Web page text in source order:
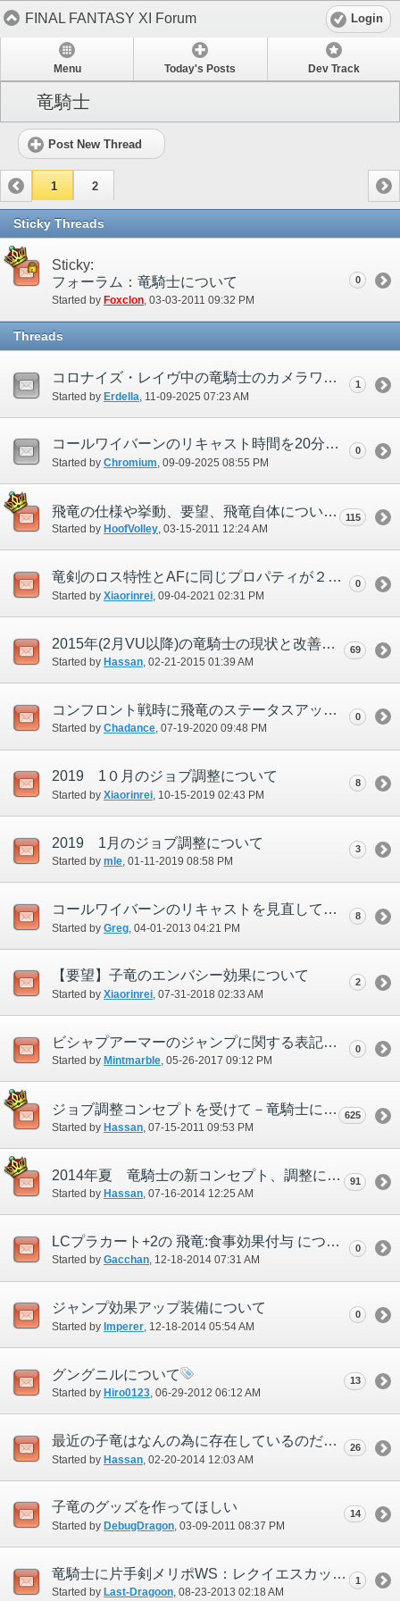
FINAL FANTASY XI Forum Login
Menu Today's Posts Dev Track
竜騎士
Post New Thread
1 2
Sticky Threads
Sticky:
フォーラム：竜騎士について
Started by Foxclon‎, 03-03-2011 09:32 PM
0
Threads
コロナイズ・レイヴ中の竜騎士のカメラワークについて
Started by Erdella ‎, 11-09-2025 07:23 AM
1
コールワイバーンのリキャスト時間を20分から5分に短縮してください。
Started by Chromium‎, 09-09-2025 08:55 PM
0
飛竜の仕様や挙動、要望、飛竜自体について
Started by HoofVolley‎, 03-15-2011 12:24 AM
115
竜剣のロス特性とAFに同じプロパティが２つある件で
Started by Xiaorinrei ‎, 09-04-2021 02:31 PM
0
2015年(2月VU以降)の竜騎士の現状と改善点について
Started by Hassan‎, 02-21-2015 01:39 AM
69
コンフロント戦時に飛竜のステータスアップがリセットされる件
Started by Chadance‎, 07-19-2020 09:48 PM
0
2019 1０月のジョブ調整について
Started by Xiaorinrei ‎, 10-15-2019 02:43 PM
8
2019 1月のジョブ調整について
Started by mle‎, 01-11-2019 08:58 PM
3
コールワイバーンのリキャストを見直して欲しい
Started by Greg ‎, 04-01-2013 04:21 PM
8
【要望】子竜のエンバシー効果について
Started by Xiaorinrei‎, 07-31-2018 02:33 AM
2
ビシャプアーマーのジャンプに関する表記について。
Started by Mintmarble‎, 05-26-2017 09:12 PM
0
ジョブ調整コンセプトを受けて－竜騎士について要望、修正案などを議論しましょう－
Started by Hassan ‎, 07-15-2011 09:53 PM
625
2014年夏 竜騎士の新コンセプト、調整について
Started by Hassan‎, 07-16-2014 12:25 AM
91
LCプラカート+2の 飛竜:食事効果付与 について
Started by Gacchan‎, 12-18-2014 07:31 AM
0
ジャンプ効果アップ装備について
Started by Imperer ‎, 12-18-2014 05:54 AM
0
グングニルについて
Started by Hiro0123‎, 06-29-2012 06:12 AM
13
最近の子竜はなんの為に存在しているのだろう？
Started by Hassan ‎, 02-20-2014 12:03 AM
26
子竜のグッズを作ってほしい
Started by DebugDragon‎, 03-09-2011 08:37 PM
14
竜騎士に片手剣メリポWS：レクイエスカットを撃たせて欲しい
Started by Last-Dragoon‎, 08-23-2013 02:18 AM
1